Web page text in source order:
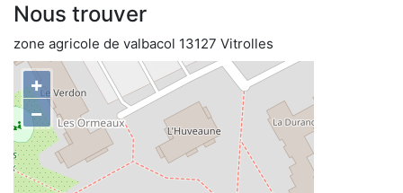
Nous trouver
zone agricole de valbacol 13127 Vitrolles
+
−